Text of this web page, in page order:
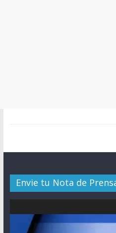
Envie tu Nota de
de